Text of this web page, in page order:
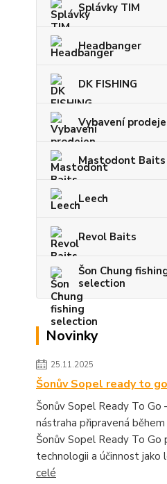
Splávky TIM
Headbanger
DK FISHING
Vybavení
Mastodont Baits
Leech
Revol Baits
Šon Chung
selection
Novinky
25.11.2025
Šonův Sopel ready to
Šonův Sopel Ready To Go
nástraha připravená
Šonův Sopel Ready To Go
technologii a účinnost jako
celé